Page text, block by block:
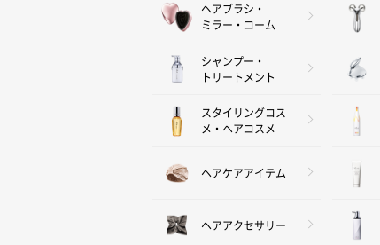
ヘアブラシ・
ミラー・コーム
シャンプー・
トリートメント
スタイリングコス
メ・ヘアコスメ
ヘアケアアイテム
ヘアアクセサリー